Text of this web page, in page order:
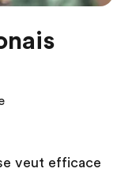
veut efficace